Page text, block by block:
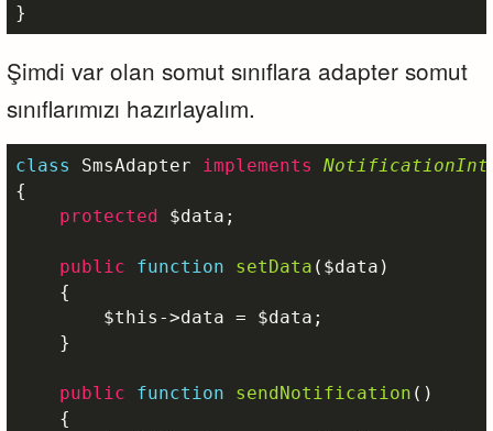
}
Şimdi var olan somut sınıflara adapter somut
sınıflarımızı hazırlayalım.
class SmsAdapter implements
{
protected
$data ;
public function setData ( $data )
{
$this ->data = $data ;
    }
public function sendNotification ()
{